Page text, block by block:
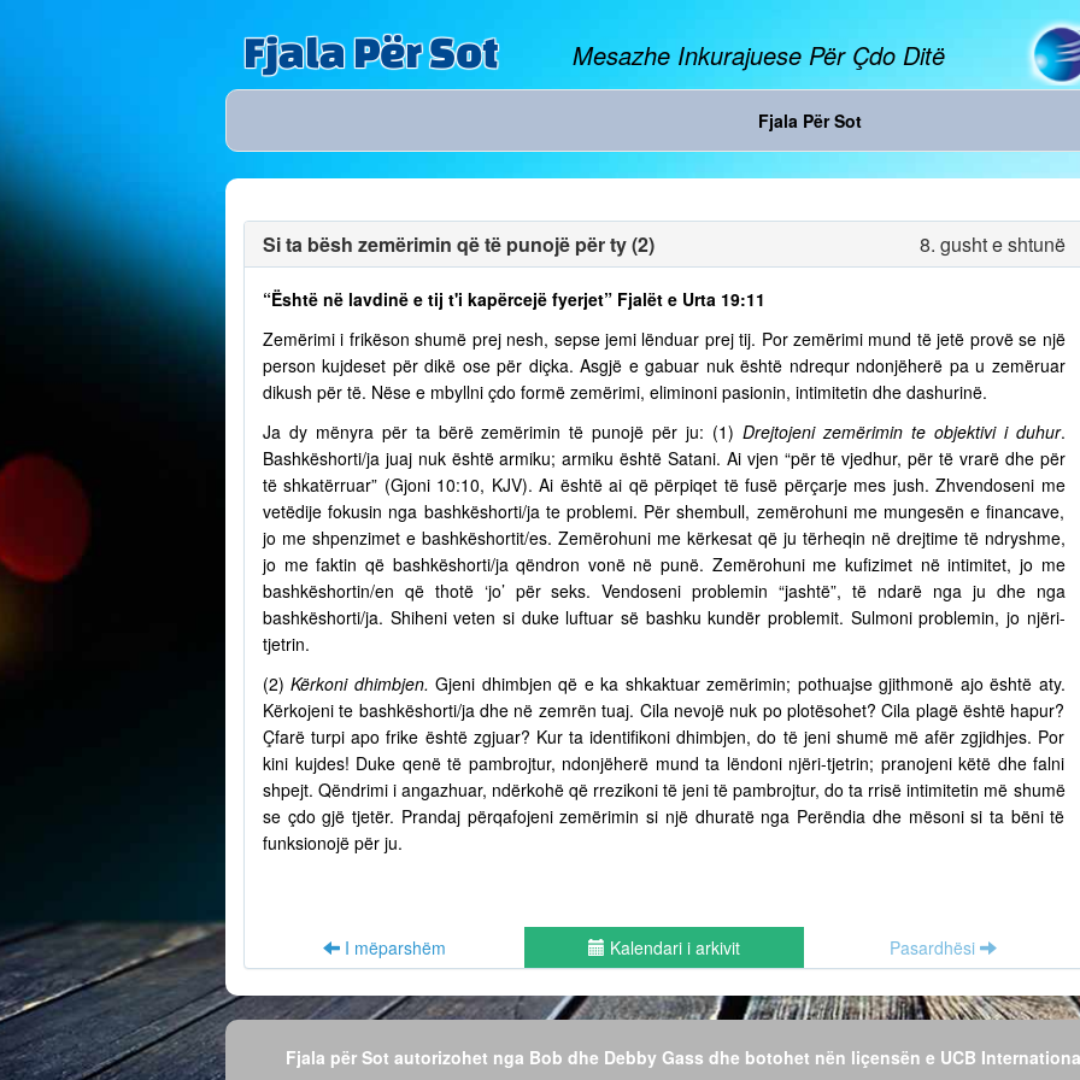
Fjala Për Sot Mesazhe Inkurajuese Për Çdo Ditë
Fjala Për Sot
Si ta bësh zemërimin që të punojë për ty (2) 8. gusht e shtunë
“Është në lavdinë e tij t'i kapërcejë fyerjet” Fjalët e Urta 19:11
Zemërimi i frikëson shumë prej nesh, sepse jemi lënduar prej tij. Por zemërimi mund të jetë provë se një
person kujdeset për dikë ose për diçka. Asgjë e gabuar nuk është ndrequr ndonjëherë pa u zemëruar
dikush për të. Nëse e mbyllni çdo formë zemërimi, eliminoni pasionin, intimitetin dhe dashurinë.
Ja dy mënyra për ta bërë zemërimin të punojë për ju: (1) Drejtojeni zemërimin te objektivi i duhur.
Bashkëshorti/ja juaj nuk është armiku; armiku është Satani. Ai vjen “për të vjedhur, për të vrarë dhe për
të shkatërruar” (Gjoni 10:10, KJV). Ai është ai që përpiqet të fusë përçarje mes jush. Zhvendoseni me
vetëdije fokusin nga bashkëshorti/ja te problemi. Për shembull, zemërohuni me mungesën e financave,
jo me shpenzimet e bashkëshortit/es. Zemërohuni me kërkesat që ju tërheqin në drejtime të ndryshme,
jo me faktin që bashkëshorti/ja qëndron vonë në punë. Zemërohuni me kufizimet në intimitet, jo me
bashkëshortin/en që thotë ‘jo’ për seks. Vendoseni problemin “jashtë”, të ndarë nga ju dhe nga
bashkëshorti/ja. Shiheni veten si duke luftuar së bashku kundër problemit. Sulmoni problemin, jo njëri-
tjetrin.
(2)Kërkoni dhimbjen. Gjeni dhimbjen që e ka shkaktuar zemërimin; pothuajse gjithmonë ajo është aty.
Kërkojeni te bashkëshorti/ja dhe në zemrën tuaj. Cila nevojë nuk po plotësohet? Cila plagë është hapur?
Çfarë turpi apo frike është zgjuar? Kur ta identifikoni dhimbjen, do të jeni shumë më afër zgjidhjes. Por
kini kujdes! Duke qenë të pambrojtur, ndonjëherë mund ta lëndoni njëri-tjetrin; pranojeni këtë dhe falni
shpejt. Qëndrimi i angazhuar, ndërkohë që rrezikoni të jeni të pambrojtur, do ta rrisë intimitetin më shumë
se çdo gjë tjetër. Prandaj përqafojeni zemërimin si një dhuratë nga Perëndia dhe mësoni si ta bëni të
funksionojë për ju.
I mëparshëm Kalendari i arkivit Pasardhësi
Fjala për Sot autorizohet nga Bob dhe Debby Gass dhe botohet nën liçensën e UCB